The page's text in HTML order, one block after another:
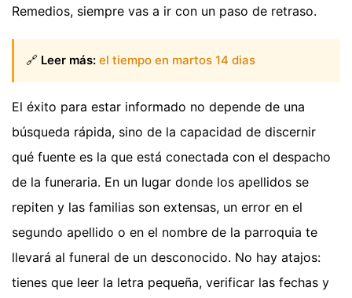
Remedios, siempre vas a ir con un paso de retraso.
🔗 Leer más: el tiempo en martos 14 dias
El éxito para estar informado no depende de una
búsqueda rápida, sino de la capacidad de discernir
qué fuente es la que está conectada con el despacho
de la funeraria. En un lugar donde los apellidos se
repiten y las familias son extensas, un error en el
segundo apellido o en el nombre de la parroquia te
llevará al funeral de un desconocido. No hay atajos:
tienes que leer la letra pequeña, verificar las fechas y